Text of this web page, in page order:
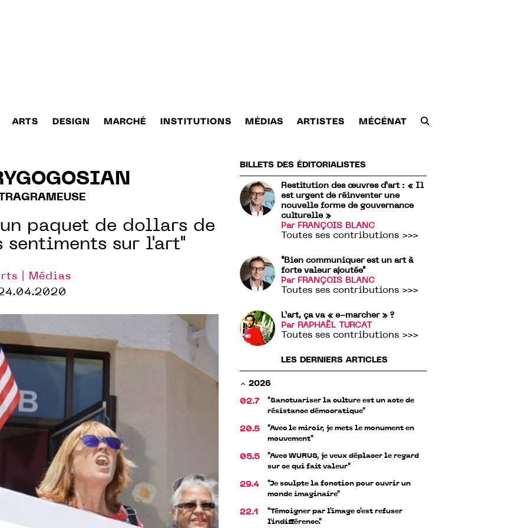
ARTS DESIGN MARCHÉ INSTITUTIONS MÉDIAS ARTISTES MÉCÉNAT
paquet de dollars de
sentiments sur l'art"
| Médias
BILLETS DES ÉDITORIALISTES
Restitution des œuvres d’art : « Il
est urgent de réinventer une
nouvelle forme de gouvernance
culturelle »
Par FRANÇOIS BLANC
Toutes ses contributions >>>
"Bien communiquer est un art à
forte valeur ajoutée"
Par FRANÇOIS BLANC
Toutes ses contributions >>>
L’art, ça va « e-marcher » ?
Par RAPHAËL TURCAT
Toutes ses contributions >>>
LES DERNIERS ARTICLES
2026
02.7
"Sanctuariser la culture est un acte de
résistance démocratique"
20.5
"Avec le miroir, je mets le monument en
mouvement"
05.5
"Avec WURUS, je veux déplacer le regard
sur ce qui fait valeur"
29.4
"Je sculpte la fonction pour ouvrir un
monde imaginaire"
22.1
"Témoigner par l'image c'est refuser
l’indifférence."